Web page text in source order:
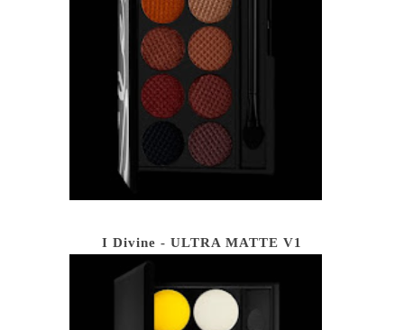
I Divine - ULTRA MATTE V1